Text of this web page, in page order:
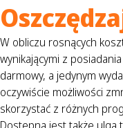
W obliczu rosnących
wynikającymi z
darmowy, a jedynym
oczywiście możliwości
skorzystać z różnych